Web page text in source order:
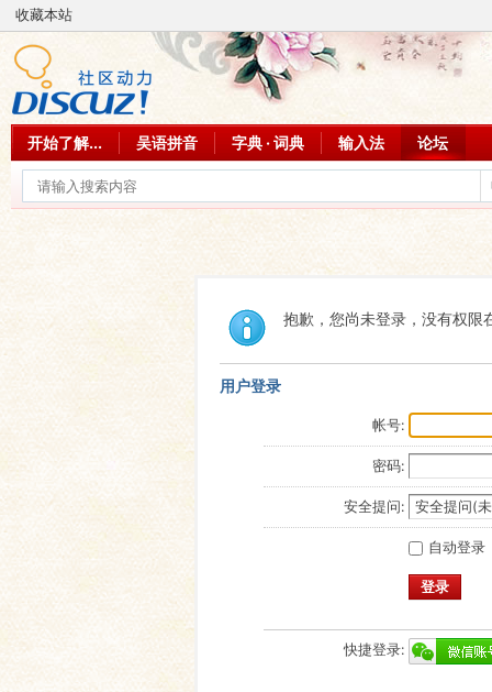
收藏本站
开始了解... 吴语拼音 字典 · 词典 输入法 论坛
抱歉，您尚未登录，没有权限
用户登录
帐号:
密码:
安全提问:
自动登录
登录
快捷登录: